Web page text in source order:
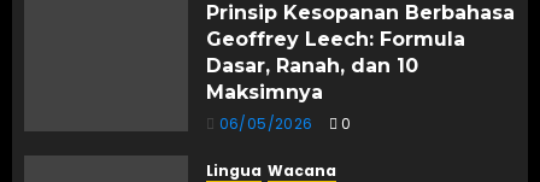
Prinsip Kesopanan Berbahasa
Geoffrey Leech: Formula
Dasar, Ranah, dan 10
Maksimnya
06/05/2026 0
Lingua Wacana